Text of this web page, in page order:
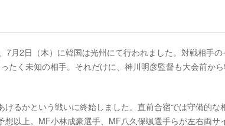
月2日（木）に韓国は光州にて行われました。対戦相手の
たく未知の相手。それだけに、神川明彦監督も大会前か
るかという戦いに終始しました。直前合宿では守備的な
以上。MF小林成豪選手、MF八久保颯選手らが左右両サ